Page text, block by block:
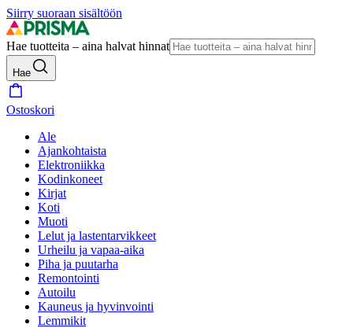
Siirry suoraan sisältöön
Hae tuotteita – aina halvat hinnat
Hae
Ostoskori
Ale
Ajankohtaista
Elektroniikka
Kodinkoneet
Kirjat
Koti
Muoti
Lelut ja lastentarvikkeet
Urheilu ja vapaa-aika
Piha ja puutarha
Remontointi
Autoilu
Kauneus ja hyvinvointi
Lemmikit